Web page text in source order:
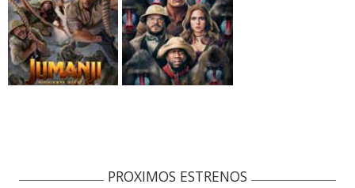
PROXIMOS ESTRENOS